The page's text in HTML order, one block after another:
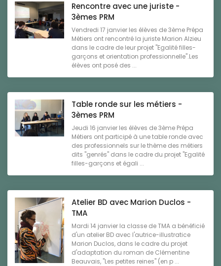
Rencontre avec une juriste -
3èmes PRM
Vendredi 17 janvier les élèves de 3ème Prépa
Métiers ont rencontré la juriste Marion Alzieu
dans le cadre de leur projet "Egalité filles-
garçons et orientation professionnelle".Les
élèves ont posé des ...
Table ronde sur les métiers -
3èmes PRM
Jeudi 16 janvier les élèves de 3ème Prépa
Métiers ont participé à une table ronde avec
des professionnels sur le thème des métiers
dits "genrés" dans le cadre du projet "Egalité
filles-garçons et égali ...
Atelier BD avec Marion Duclos -
TMA
Mardi 14 janvier la classe de TMA a bénéficié
d'un atelier BD avec l'autrice-illustratice
Marion Duclos, dans le cadre du projet
d'adaptation du roman de Clémentine
Beauvais, "Les petites reines" (en p ...